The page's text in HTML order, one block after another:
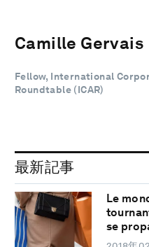
Camille Gervais
Fellow, International
Roundtable (ICAR)
最新記事
Le
se